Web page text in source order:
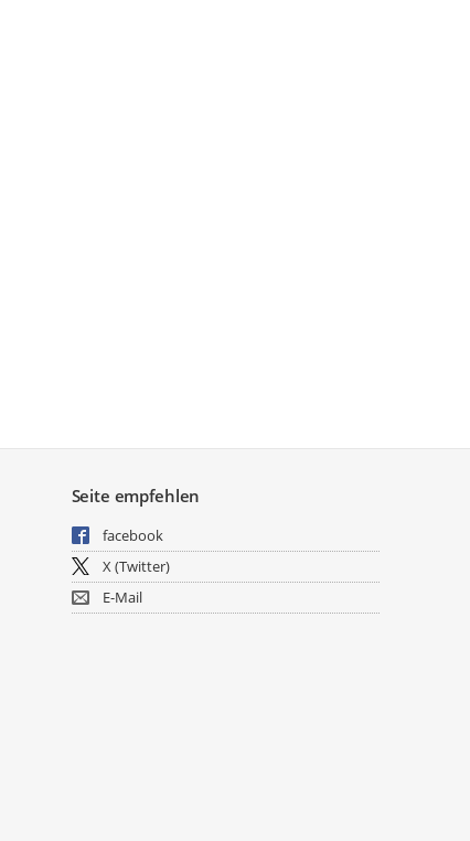
Seite empfehlen
facebook
X (Twitter)
E-Mail